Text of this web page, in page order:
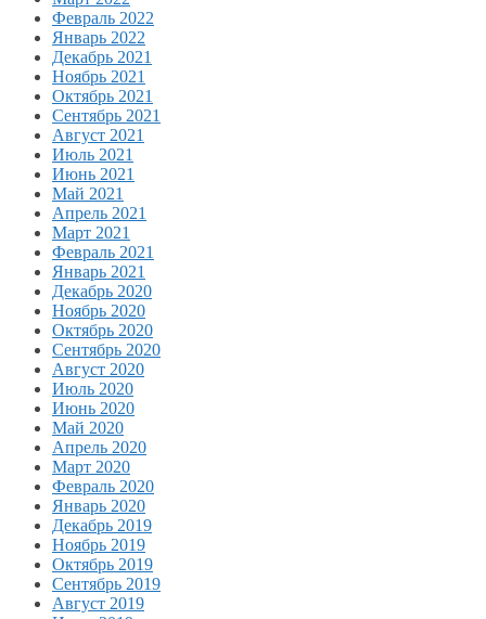
Февраль 2022
Январь 2022
Декабрь 2021
Ноябрь 2021
Октябрь 2021
Сентябрь 2021
Август 2021
Июль 2021
Июнь 2021
Май 2021
Апрель 2021
Март 2021
Февраль 2021
Январь 2021
Декабрь 2020
Ноябрь 2020
Октябрь 2020
Сентябрь 2020
Август 2020
Июль 2020
Июнь 2020
Май 2020
Апрель 2020
Март 2020
Февраль 2020
Январь 2020
Декабрь 2019
Ноябрь 2019
Октябрь 2019
Сентябрь 2019
Август 2019